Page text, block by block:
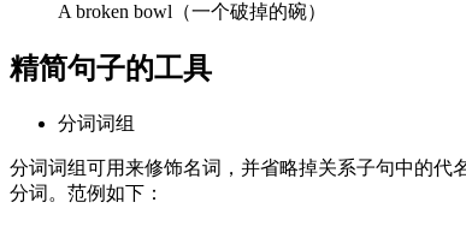
A broken bowl（一个破掉的碗）
精简句子的工具
分词词组
分词词组可用来修饰名词，并省略掉关系子句中的
分词。范例如下：